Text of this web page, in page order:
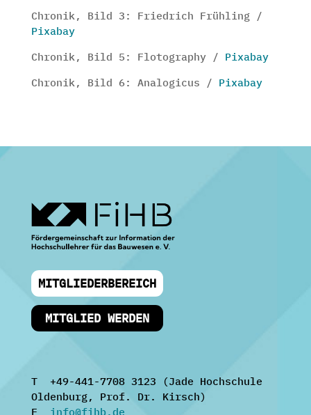
Chronik, Bild 3: Friedrich Frühling /
Pixabay
Chronik, Bild 5: Flotography / Pixabay
Chronik, Bild 6: Analogicus / Pixabay
MITGLIEDERBEREICH
MITGLIED WERDEN
T +49-441-7708 3123 (Jade Hochschule
Oldenburg, Prof. Dr. Kirsch)
E info@fihb.de